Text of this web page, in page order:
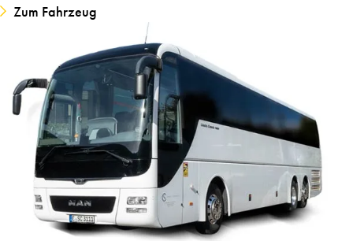
Zum Fahrzeug